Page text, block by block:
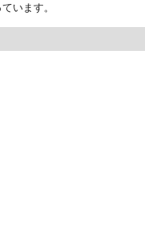
います。